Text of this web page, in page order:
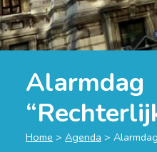
Alarmdag
Home > Agenda >